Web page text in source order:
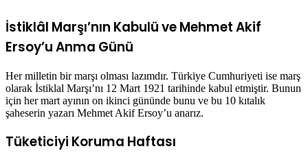
İstiklâl Marşı’nın Kabulü ve Mehmet Akif
Ersoy’u Anma Günü
Her milletin bir marşı olması lazımdır. Türkiye Cumhuriyeti ise marş
olarak İstiklal Marşı’nı 12 Mart 1921 tarihinde kabul etmiştir. Bunun
için her mart ayının on ikinci gününde bunu ve bu 10 kıtalık
şaheserin yazarı Mehmet Akif Ersoy’u anarız.
Tüketiciyi Koruma Haftası